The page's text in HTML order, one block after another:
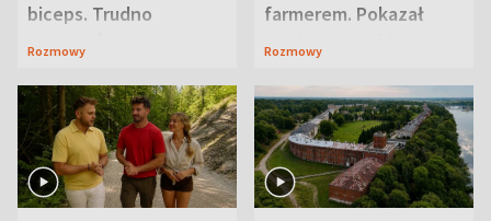
biceps. Trudno
uwierzyć, co przeszła
Rozmowy
farmerem. Pokazał
swoje niezwykłe
Rozmowy